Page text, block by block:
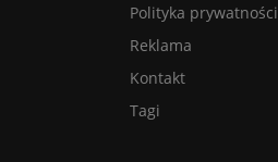
Polityka prywatności
Reklama
Kontakt
Tagi